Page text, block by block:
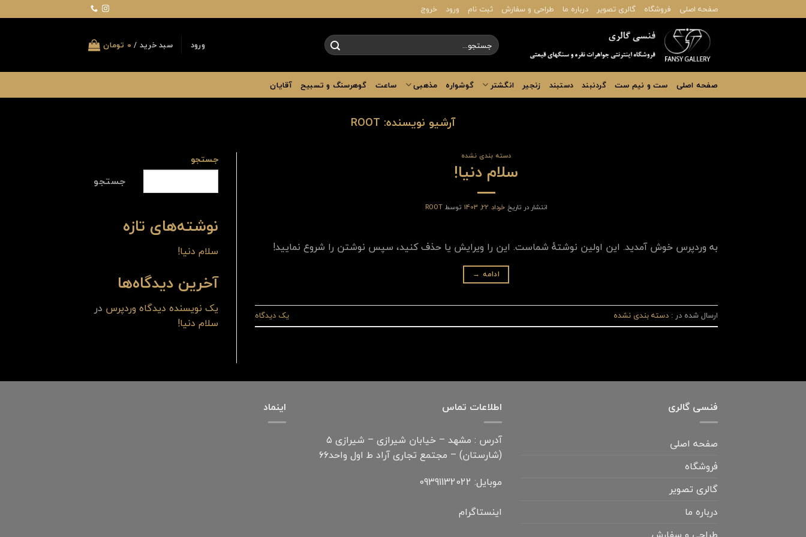
to
صفحه اصلی فروشگاه گالری تصویر درباره ما طراحی و سفارش ثبت نام ورود خروج
جستجو
برای:
ورود سبد خرید / 0 تومان
صفحه اصلی ست و نیم ست گردنبند دستبند زنجیر انگشتر گوشواره مذهبی ساعت گوهرسنگ و تسبیح آقایان
آرشیو نویسنده: ROOT
دسته بندی نشده
سلام دنیا!
انتشار در تاریخخرداد 22, 1403 توسطROOT
به وردپرس خوش آمدید. این اولین نوشتهٔ شماست. این را ویرایش یا حذف کنید، سپس نوشتن را شروع نمایید!
ادامه →
ارسال شده در : دسته بندی نشده یک دیدگاه
جستجو
جستجو
نوشته‌های تازه
سلام دنیا!
آخرین دیدگاه‌ها
یک نویسنده دیدگاه وردپرس در
سلام دنیا!
فنسی گالری
صفحه اصلی
فروشگاه
گالری تصویر
درباره ما
اطلاعات تماس
آدرس : مشهد – خیابان شیرازی – شیرازی ۵
(شارستان) – مجتمع تجاری آراد ط اول واحد۶۶
موبایل: 09391132022
اینستاگرام
اینماد